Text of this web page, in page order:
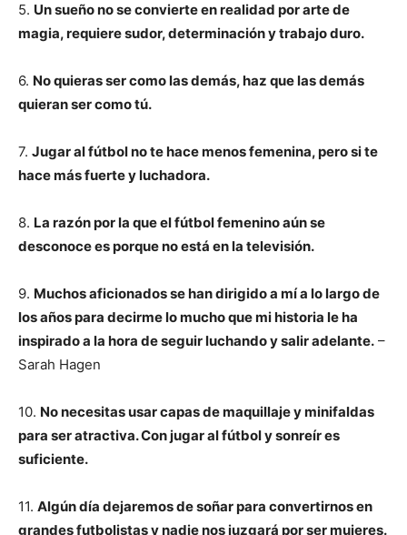
5. Un sueño no se convierte en realidad por arte de
magia, requiere sudor, determinación y trabajo duro.
6. No quieras ser como las demás, haz que las demás
quieran ser como tú.
7. Jugar al fútbol no te hace menos femenina, pero si te
hace más fuerte y luchadora.
8. La razón por la que el fútbol femenino aún se
desconoce es porque no está en la televisión.
9. Muchos aficionados se han dirigido a mí a lo largo de
los años para decirme lo mucho que mi historia le ha
inspirado a la hora de seguir luchando y salir adelante. –
Sarah Hagen
10. No necesitas usar capas de maquillaje y minifaldas
para ser atractiva. Con jugar al fútbol y sonreír es
suficiente.
11. Algún día dejaremos de soñar para convertirnos en
grandes futbolistas y nadie nos juzgará por ser mujeres.